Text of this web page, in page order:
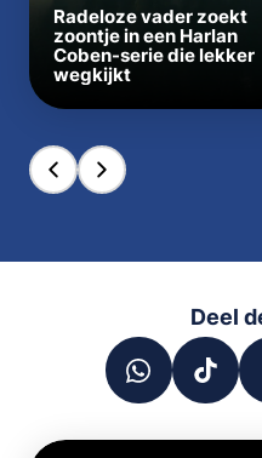
Radeloze vader zoekt
zoontje in een Harlan
Coben-serie die lekker
wegkijkt
Deel